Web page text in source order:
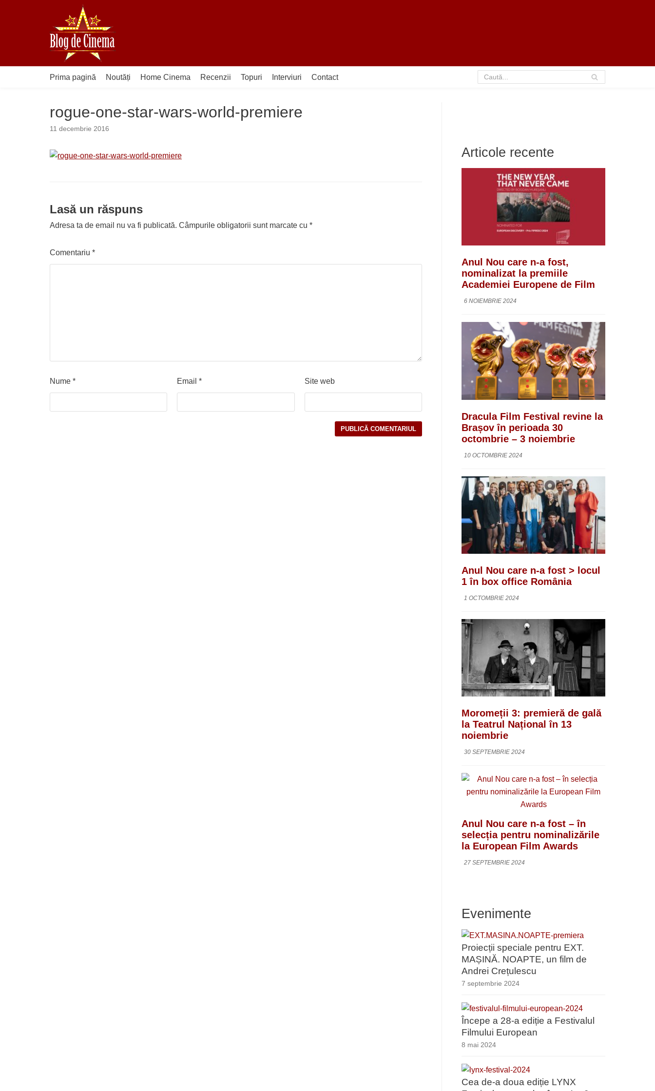
Prima pagină Noutăți Home Cinema Recenzii Topuri Interviuri Contact
rogue-one-star-wars-world-premiere
11 decembrie 2016
Lasă un răspuns
Adresa ta de email nu va fi publicată. Câmpurile obligatorii sunt marcate cu *
Comentariu *
Nume * Email* Site web
Articole recente
Anul Nou care n-a fost,
nominalizat la premiile
Academiei Europene de Film
6 NOIEMBRIE 2024
Dracula Film Festival revine la
Brașov în perioada 30
octombrie – 3 noiembrie
10 OCTOMBRIE 2024
Anul Nou care n-a fost > locul
1 în box office România
1 OCTOMBRIE 2024
Moromeții 3: premieră de gală
la Teatrul Național în 13
noiembrie
30 SEPTEMBRIE 2024
Anul Nou care n-a fost – în
selecția pentru nominalizările
la European Film Awards
27 SEPTEMBRIE 2024
Evenimente
Proiecții speciale pentru EXT.
MAȘINĂ. NOAPTE, un film de
Andrei Crețulescu
7 septembrie 2024
Începe a 28-a ediție a Festivalul
Filmului European
8 mai 2024
Cea de-a doua ediție LYNX